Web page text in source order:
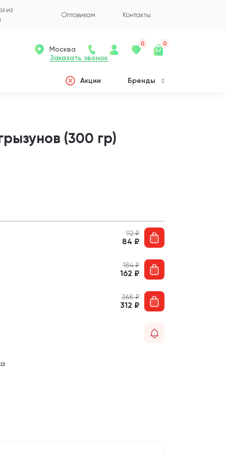
из
Оптовикам Контакты
Заказать звонок
Москва
0 0
Акции Бренды
(300 гр)
92₽
84 ₽
184₽
162 ₽
368₽
312 ₽